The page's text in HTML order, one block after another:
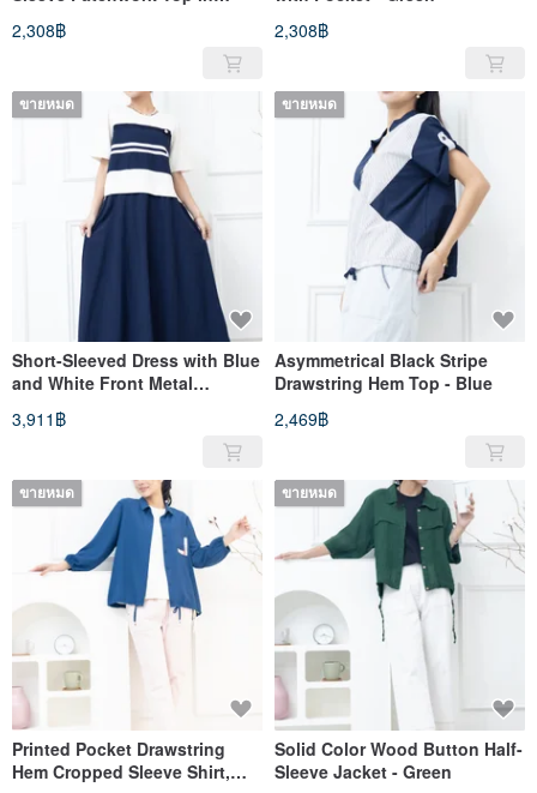
2,308฿
2,308฿
ขายหมด
Short-Sleeved Dress with Blue
and White Front Metal
Blue
3,911฿
ขายหมด
Asymmetrical Black Stripe
Drawstring Hem Top - Blue
2,469฿
ขายหมด
Printed Pocket Drawstring
Hem Cropped Sleeve Shirt,
ขายหมด
Solid Color Wood Button Half-
Sleeve Jacket - Green